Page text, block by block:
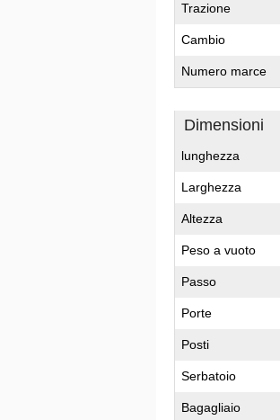
Trazione
Cambio
Numero marce
Dimensioni
lunghezza
Larghezza
Altezza
Peso a vuoto
Passo
Porte
Posti
Serbatoio
Bagagliaio